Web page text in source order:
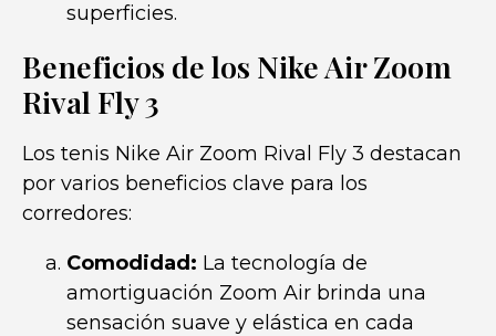
superficies.
Beneficios de los Nike Air Zoom
Rival Fly 3
Los tenis Nike Air Zoom Rival Fly 3 destacan
por varios beneficios clave para los
corredores:
Comodidad: La tecnología de
amortiguación Zoom Air brinda una
sensación suave y elástica en cada